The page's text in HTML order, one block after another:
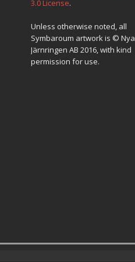
3.0 License.
Unless otherwise noted, all
Symbaroum artwork is © Nya
Järnringen AB 2016, with kind
permission for use.